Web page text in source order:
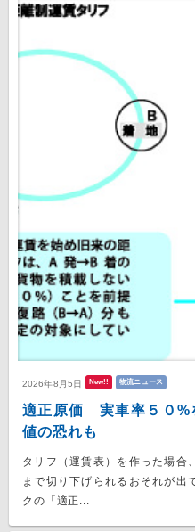
2026年8月5日 New!! 物流ニュース
適正原価 実車率５０%
値の恐れも
タリフ（運賃表）を作った場合
まで切り下げられるおそれが出
クの「適正...